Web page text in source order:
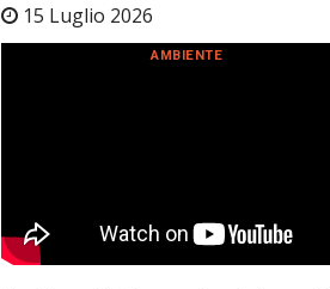
15 Luglio 2026
AMBIENTE